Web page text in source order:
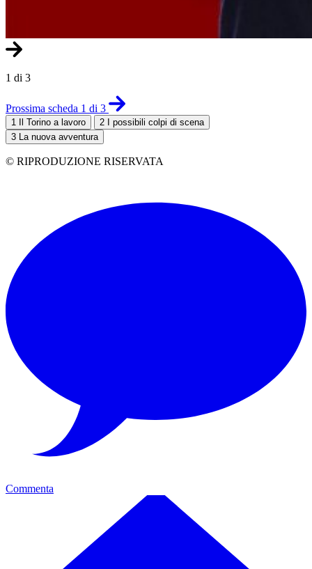
1 di 3
Prossima scheda 1 di 3
1 Il Torino a lavoro 2 I possibili colpi di scena
3 La nuova avventura
© RIPRODUZIONE RISERVATA
Commenta